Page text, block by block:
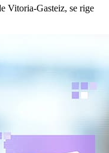
Vitoria-Gasteiz, se rige